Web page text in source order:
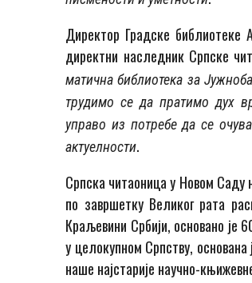
Директор Градске библиотеке
директни наследник Српске
матична библиотека за
трудимо се да пратимо дух
управо из потребе да се
актуелности.
Српска читаоница у Новом Саду
по завршетку Великог рата
Краљевини Србији, основано је
у целокупном Српству,
наше најстарије научно-